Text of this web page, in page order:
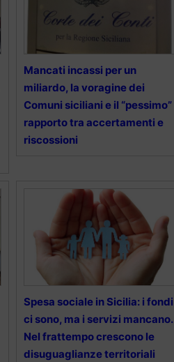
Mancati incassi per un
miliardo, la voragine dei
Comuni siciliani e il “pessimo”
rapporto tra accertamenti e
riscossioni
Spesa sociale in Sicilia: i fondi
ci sono, ma i servizi mancano.
Nel frattempo crescono le
disuguaglianze territoriali